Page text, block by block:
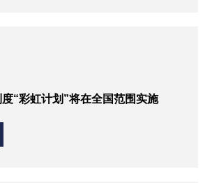
“彩虹计划”将在全国范围实施